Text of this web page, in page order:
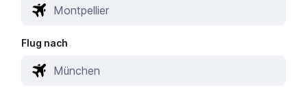
Flug nach